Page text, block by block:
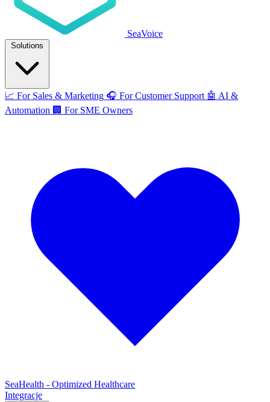
SeaVoice
Solutions
📈 For Sales & Marketing 🎧 For Customer Support 🤖 AI &
Automation 🏢 For SME Owners
SeaHealth - Optimized Healthcare
Integracje